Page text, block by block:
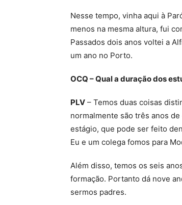
Nesse tempo, vinha aqui à
menos na mesma altura, fui
Passados dois anos voltei a
um ano no Porto.
OCQ – Qual a duração dos
PLV – Temos duas coisas
normalmente são três anos
estágio, que pode ser feito
Eu e um colega fomos para
Além disso, temos os seis
formação. Portanto dá nove
sermos padres.